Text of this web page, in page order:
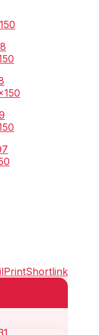
PrintShortlink